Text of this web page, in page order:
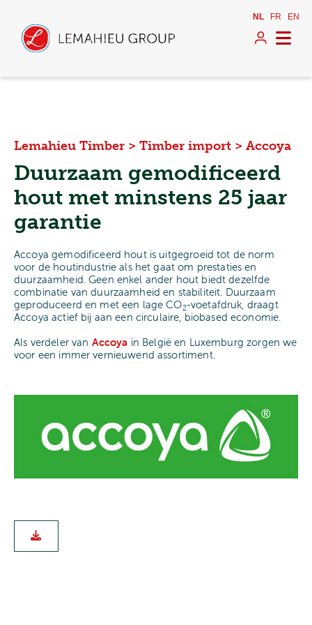
NL FR EN
Lemahieu Timber > Timber import > Accoya
Duurzaam gemodificeerd
hout met minstens 25 jaar
garantie
Accoya gemodificeerd hout is uitgegroeid tot de norm
voor de houtindustrie als het gaat om prestaties en
duurzaamheid. Geen enkel ander hout biedt dezelfde
combinatie van duurzaamheid en stabiliteit. Duurzaam
geproduceerd en met een lage CO2-voetafdruk, draagt
Accoya actief bij aan een circulaire, biobased economie.
Als verdeler van Accoya in België en Luxemburg zorgen we
voor een immer vernieuwend assortiment.